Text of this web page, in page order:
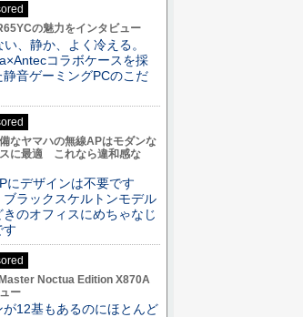
の魅力をインタビュー
い、静か、よく冷える。
コラボケースを採
静音ゲーミングPCのこだ
なヤマハの無線APはモダンな
に最適 これなら違和感な
にデザインは不要です
ラックスケルトンモデル
きのオフィスにめちゃなじ
す
Noctua Edition X870A
ー
が12基もあるのにほとんど